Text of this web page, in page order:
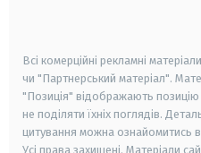
Всі комерційні рекламні
чи "Партнерський матеріал".
"Позиція" відображають позицію
не поділяти їхніх поглядів.
цитування можна ознайомитись
Усі права захищені. Матеріали